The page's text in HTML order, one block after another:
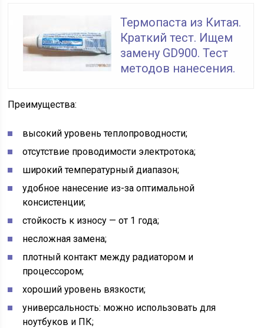
Термопаста из Китая.
Краткий тест. Ищем
замену GD900. Тест
методов нанесения.
Преимущества:
высокий уровень теплопроводности;
отсутствие проводимости электротока;
широкий температурный диапазон;
удобное нанесение из-за оптимальной
консистенции;
стойкость к износу — от 1 года;
несложная замена;
плотный контакт между радиатором и
процессором;
хороший уровень вязкости;
универсальность: можно использовать для
ноутбуков и ПК;